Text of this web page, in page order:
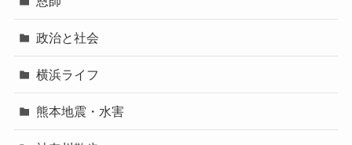
政治と社会
横浜ライフ
熊本地震・水害